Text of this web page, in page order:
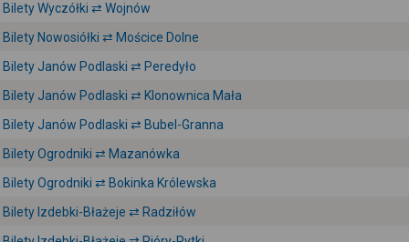
Bilety Wyczółki ⇄ Wojnów
Bilety Nowosiółki ⇄ Mościce Dolne
Bilety Janów Podlaski ⇄ Peredyło
Bilety Janów Podlaski ⇄ Klonownica Mała
Bilety Janów Podlaski ⇄ Bubel-Granna
Bilety Ogrodniki ⇄ Mazanówka
Bilety Ogrodniki ⇄ Bokinka Królewska
Bilety Izdebki-Błażeje ⇄ Radziłów